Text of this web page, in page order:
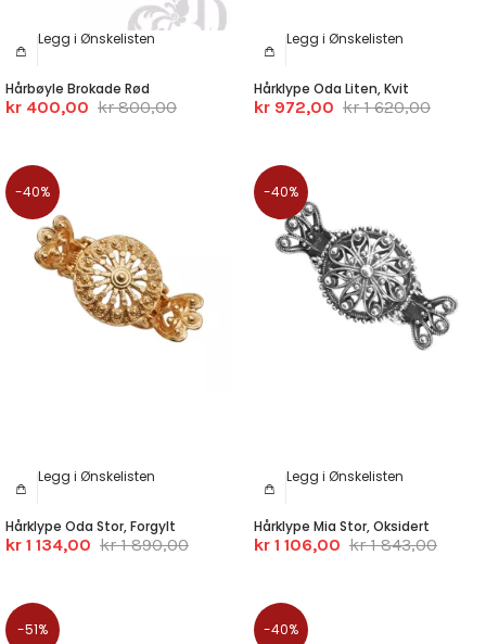
Legg i Ønskelisten
Hårbøyle Brokade Rød
kr 400,00 kr 800,00
Legg i Ønskelisten
Hårklype Oda Liten, Kvit
kr 972,00 kr 1 620,00
-40%
Legg i Ønskelisten
Hårklype Oda Stor, Forgylt
kr 1 134,00 kr 1 890,00
-40%
Legg i Ønskelisten
Hårklype Mia Stor, Oksidert
kr 1 106,00 kr 1 843,00
-51% -40%